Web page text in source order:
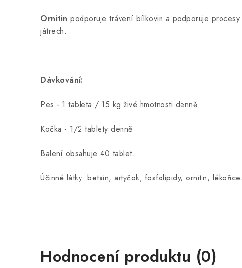
Ornitin podporuje trávení bílkovin a podporuje procesy
játrech.
Dávkování:
Pes - 1 tableta / 15 kg živé hmotnosti denně
Kočka - 1/2 tablety denně
Balení obsahuje 40 tablet.
Účinné látky: betain, artyčok, fosfolipidy, ornitin, lékořice.
Hodnocení produktu (0)